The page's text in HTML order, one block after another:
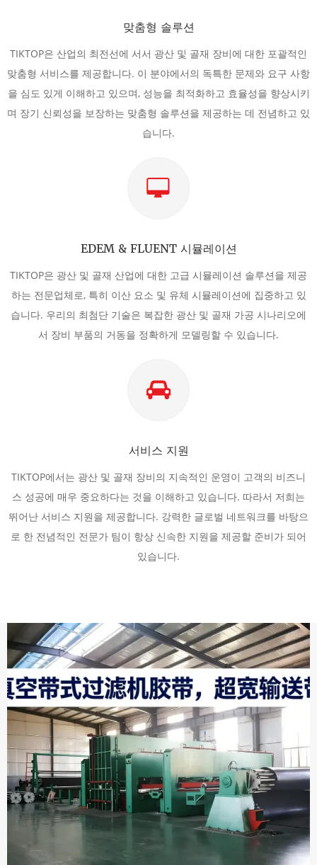
맞춤형 솔루션
TIKTOP은 산업의 최전선에 서서 광산 및 골재 장비에 대한 포괄적인
맞춤형 서비스를 제공합니다. 이 분야에서의 독특한 문제와 요구 사항
을 심도 있게 이해하고 있으며, 성능을 최적화하고 효율성을 향상시키
며 장기 신뢰성을 보장하는 맞춤형 솔루션을 제공하는 데 전념하고 있
습니다.
EDEM & FLUENT 시뮬레이션
TIKTOP은 광산 및 골재 산업에 대한 고급 시뮬레이션 솔루션을 제공
하는 전문업체로, 특히 이산 요소 및 유체 시뮬레이션에 집중하고 있
습니다. 우리의 최첨단 기술은 복잡한 광산 및 골재 가공 시나리오에
서 장비 부품의 거동을 정확하게 모델링할 수 있습니다.
서비스 지원
TIKTOP에서는 광산 및 골재 장비의 지속적인 운영이 고객의 비즈니
스 성공에 매우 중요하다는 것을 이해하고 있습니다. 따라서 저희는
뛰어난 서비스 지원을 제공합니다. 강력한 글로벌 네트워크를 바탕으
로 한 전념적인 전문가 팀이 항상 신속한 지원을 제공할 준비가 되어
있습니다.